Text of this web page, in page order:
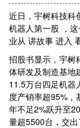
近日，宇树科技科
机器人第一股 ，
业从 讲故事 进入
招股书显示，宇树
体研发及制造基地
11.5万台四足机器
度产销率超95%，
年不足2%跃升至
量超5500台，交出